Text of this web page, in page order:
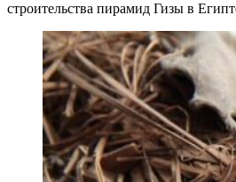
строительства пирамид Гизы в